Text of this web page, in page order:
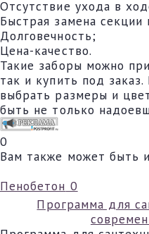
Отсутствие ухода в
Быстрая замена
Долговечность;
Цена-качество.
Такие заборы можно
так и купить под
выбрать размеры и
быть не только
0
Вам также может быть
Пенобетон 0
Программа для